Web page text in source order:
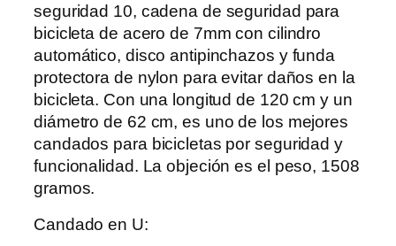
seguridad 10, cadena de seguridad para
bicicleta de acero de 7mm con cilindro
automático, disco antipinchazos y funda
protectora de nylon para evitar daños en la
bicicleta. Con una longitud de 120 cm y un
diámetro de 62 cm, es uno de los mejores
candados para bicicletas por seguridad y
funcionalidad. La objeción es el peso, 1508
gramos.
Candado en U: